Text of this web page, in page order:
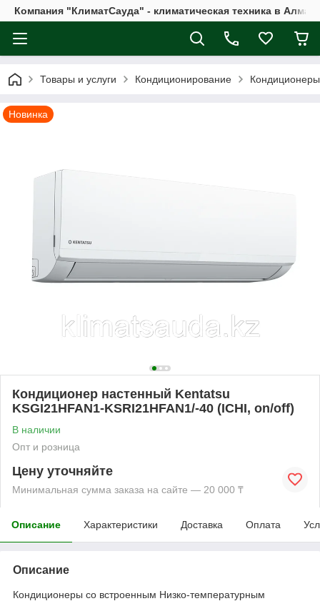
Компания "КлиматСауда" - климатическая техника в
Товары и услуги Кондиционирование
Новинка
Кондиционер настенный Kentatsu
KSGI21HFAN1-KSRI21HFAN1/-40 (ICHI, on/off)
В наличии
Опт и розница
Цену уточняйте
Минимальная сумма заказа на сайте — 20 000 ₸
Описание Характеристики Доставка Оплата
Описание
Кондиционеры со встроенным Низко-температурным